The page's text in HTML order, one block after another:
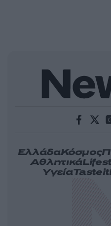
ΕλλάδαΚόσμος
Αθλητικά
ΥγείαTasteit